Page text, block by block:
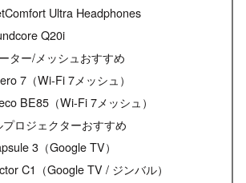
Ultra Headphones
Q20i
ター/メッシュおすすめ
7（Wi-Fi 7メッシュ）
BE85（Wi-Fi 7メッシュ）
ロジェクターおすすめ
3（Google TV）
C1（Google TV / ジンバル）